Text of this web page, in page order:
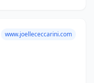
www.joellececcarini.com